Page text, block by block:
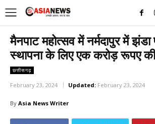
मैनपाट महोत्सव में नर्मदापुर में झंडा
स्थापना के लिए एक करोड़ रूपए की
छत्तीसगढ़
February 23, 2024 Updated: February 23, 2024
By Asia News Writer